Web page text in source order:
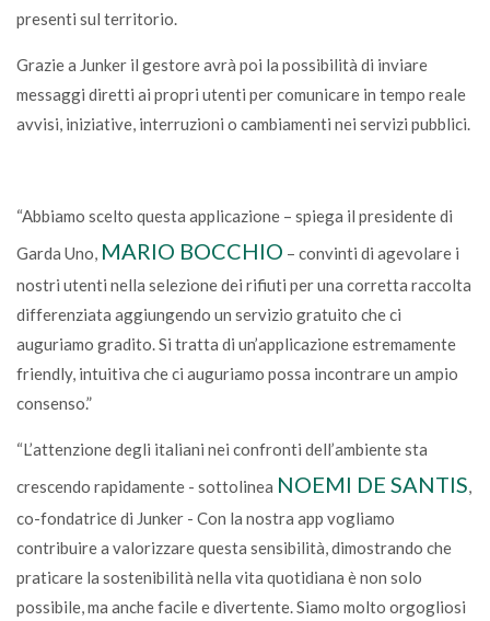
presenti sul territorio.
Grazie a Junker il gestore avrà poi la possibilità di inviare
messaggi diretti ai propri utenti per comunicare in tempo reale
avvisi, iniziative, interruzioni o cambiamenti nei servizi pubblici.
“Abbiamo scelto questa applicazione – spiega il presidente di
Garda Uno, MARIO BOCCHIO – convinti di agevolare i
nostri utenti nella selezione dei rifiuti per una corretta raccolta
differenziata aggiungendo un servizio gratuito che ci
auguriamo gradito. Si tratta di un’applicazione estremamente
friendly, intuitiva che ci auguriamo possa incontrare un ampio
consenso.”
“L’attenzione degli italiani nei confronti dell’ambiente sta
crescendo rapidamente - sottolinea NOEMI DE SANTIS,
co-fondatrice di Junker - Con la nostra app vogliamo
contribuire a valorizzare questa sensibilità, dimostrando che
praticare la sostenibilità nella vita quotidiana è non solo
possibile, ma anche facile e divertente. Siamo molto orgogliosi